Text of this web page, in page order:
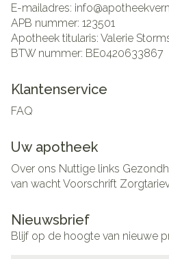
E-mailadres: info@
APB nummer: 123501
Apotheek titularis: Valerie
BTW nummer: BE0420633867
Klantenservice
FAQ
Uw apotheek
Over ons Nuttige links
van wachtVoorschrift
Nieuwsbrief
Blijf op de hoogte van nieuwe